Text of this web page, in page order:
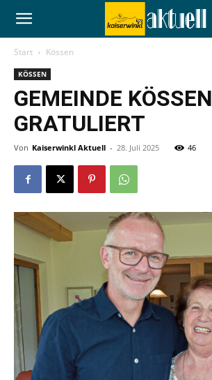
Start Kössen
KÖSSEN
GEMEINDE KÖSSEN
GRATULIERT
Von Kaiserwinkl Aktuell - 28. Juli 2025 46